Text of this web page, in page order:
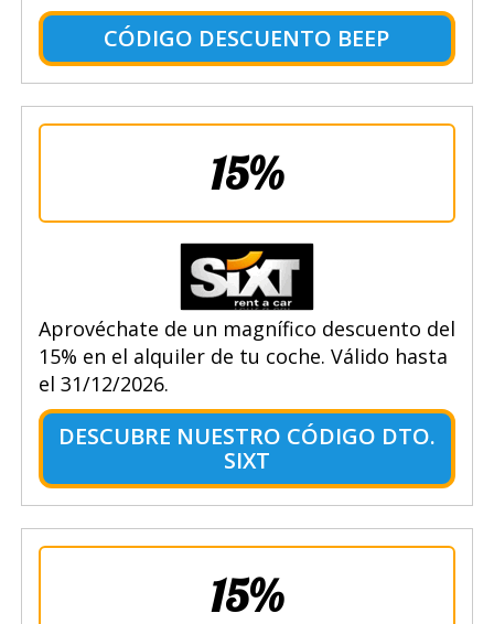
CÓDIGO DESCUENTO BEEP
15%
Aprovéchate de un magnífico descuento del
15% en el alquiler de tu coche. Válido hasta
el 31/12/2026.
DESCUBRE NUESTRO CÓDIGO DTO.
SIXT
15%